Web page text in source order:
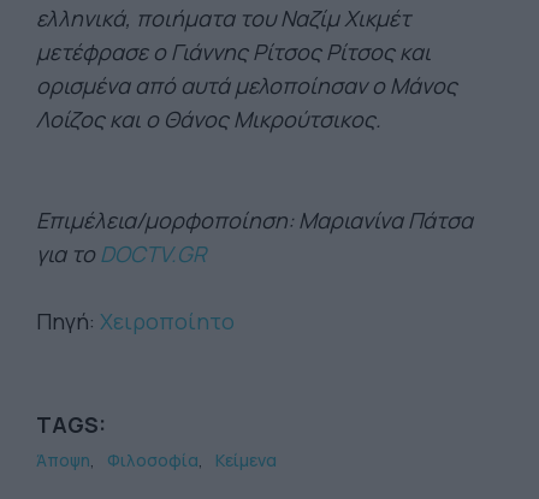
ελληνικά, ποιήματα του Ναζίμ Χικμέτ
μετέφρασε ο Γιάννης Ρίτσος Ρίτσος και
ορισμένα από αυτά μελοποίησαν ο Μάνος
Λοίζος και ο Θάνος Μικρούτσικος.
Επιμέλεια/μορφοποίηση: Μαριανίνα Πάτσα
για το DOCTV.GR
Πηγή: Χειροποίητο
TAGS:
Άποψη Φιλοσοφία Κείμενα